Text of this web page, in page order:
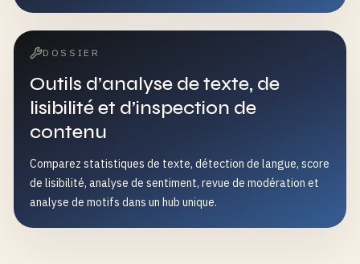
DOSSIER
Outils d’analyse de texte, de
lisibilité et d’inspection de
contenu
Comparez statistiques de texte, détection de langue, score
de lisibilité, analyse de sentiment, revue de modération et
analyse de motifs dans un hub unique.